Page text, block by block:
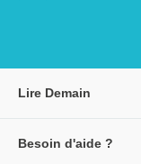
Lire Demain
Besoin d'aide ?